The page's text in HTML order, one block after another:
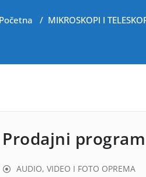
/ MIKROSKOPI I
Prodajni program
AUDIO, VIDEO I FOTO OPREMA